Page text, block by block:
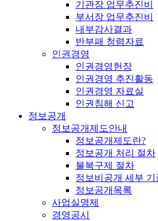
기관장 업무추진비
부서장 업무추진비
내부감사결과
반부패 청렴자료
인권경영
인권경영헌장
인권경영 추진활동
인권경영 자료실
인권침해 신고
정보공개
정보공개제도안내
정보공개제도란?
정보공개 처리 절차
불복구제 절차
정보비공개 세부 기
정보공개목록
사업실명제
경영공시